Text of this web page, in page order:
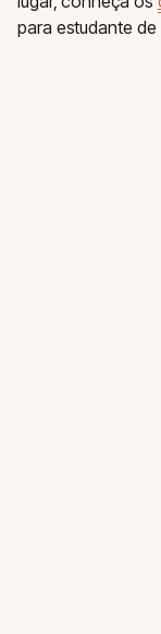
para estudante